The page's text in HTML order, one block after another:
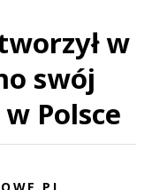
w
swój
Polsce